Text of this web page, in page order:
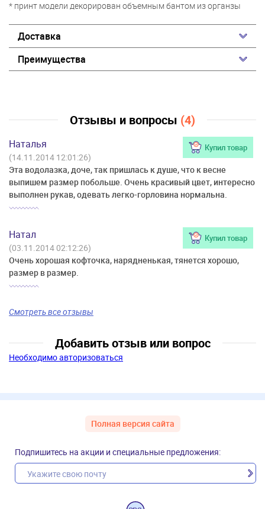
* принт модели декорирован объемным бантом из органзы
Доставка
Преимущества
Отзывы и вопросы (4)
Наталья Купил товар
(14.11.2014 12:01:26)
Эта водолазка, доче, так пришлась к душе, что к весне
выпишем размер побольше. Очень красивый цвет, интересно
выполнен рукав, одевать легко-горловина нормальна.
Натал Купил товар
(03.11.2014 02:12:26)
Очень хорошая кофточка, нарядненькая, тянется хорошо,
размер в размер.
Смотреть все отзывы
Добавить отзыв или вопрос
Необходимо авторизоваться
Полная версия сайта
Подпишитесь на акции и специальные предложения: